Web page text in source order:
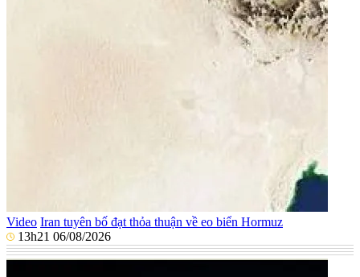
Video Iran tuyên bố đạt thỏa thuận về eo biển Hormuz
13h21 06/08/2026